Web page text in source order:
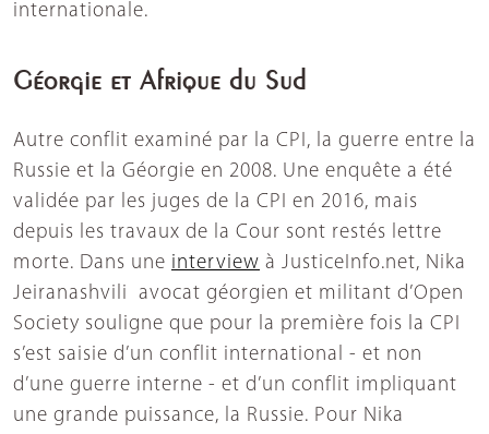
internationale.
Géorgie et Afrique du Sud
Autre conflit examiné par la CPI, la guerre entre la
Russie et la Géorgie en 2008. Une enquête a été
validée par les juges de la CPI en 2016, mais
depuis les travaux de la Cour sont restés lettre
morte. Dans une interview à JusticeInfo.net, Nika
Jeiranashvili avocat géorgien et militant d’Open
Society souligne que pour la première fois la CPI
s’est saisie d’un conflit international - et non
d’une guerre interne - et d’un conflit impliquant
une grande puissance, la Russie. Pour Nika